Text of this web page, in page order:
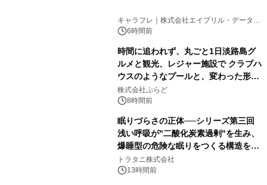
キャラフレ｜株式会社エイプリル・データ・
デザインズ
6時間前
時間に追われず、丸ごと1日淡路島グ
ルメと観光、レジャー施設で クラブハ
ウスのようなプールと、変わった形の
サウナも 「THE BOXY AWAJI」のお
得な素泊まり連泊プランで
株式会社ぷらど
8時間前
眠りづらさの正体──シリーズ第三回
浅い呼吸が"二酸化炭素過剰"を生み、
爆睡型の危険な眠りをつくる構造を解
説
トラタニ株式会社
13時間前